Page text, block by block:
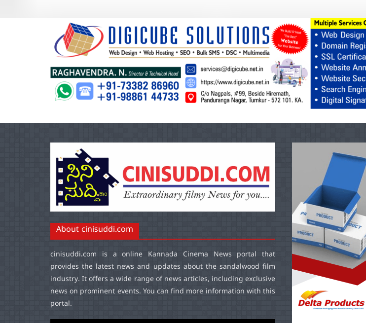
About cinisuddi.com
cinisuddi.com is a online Kannada Cinema News portal that
provides the latest news and updates about the sandalwood film
industry. It offers a wide range of news articles, including exclusive
news on prominent events. You can find more information with this
portal.